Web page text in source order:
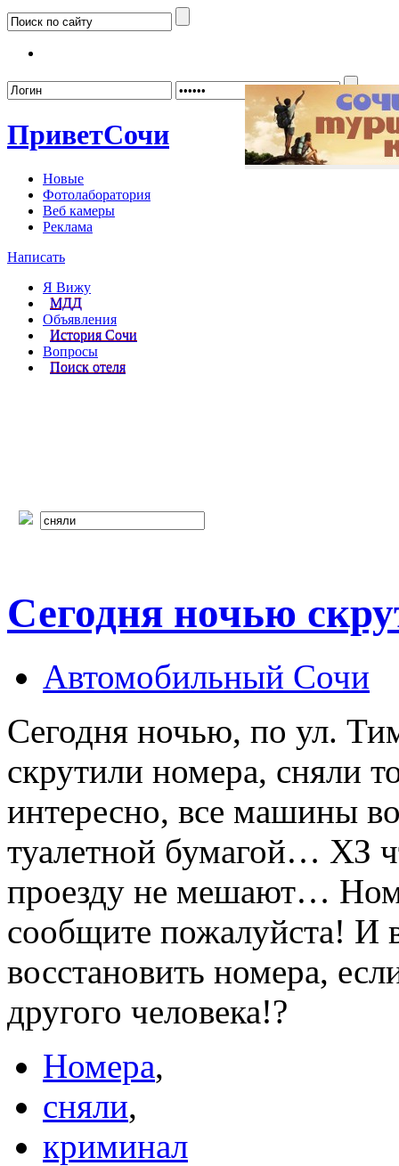
ПриветСочи
Новые
Фотолаборатория
Веб камеры
Реклама
Написать
Я Вижу
МДД
Объявления
История Сочи
Вопросы
Поиск отеля
Сегодня ночью
Автомобильный Сочи
Сегодня ночью, по ул.
скрутили номера, сняли
интересно, все машины
туалетной бумагой… ХЗ
проезду не мешают…
сообщите пожалуйста! И
восстановить номера,
другого человека!?
Номера,
сняли,
криминал